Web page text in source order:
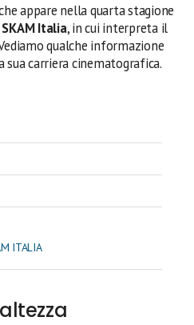
appare nella quarta stagione
Italia, in cui interpreta il
qualche informazione
sua carriera cinematografica.
ITALIA